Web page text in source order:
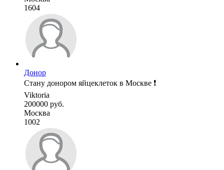
1604
Донор
Стану донором яйцеклеток в Москве ❗️
Viktoria
200000 руб.
Москва
1002